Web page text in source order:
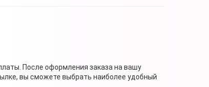
После оформления заказа на вашу
вы сможете выбрать наиболее удобный